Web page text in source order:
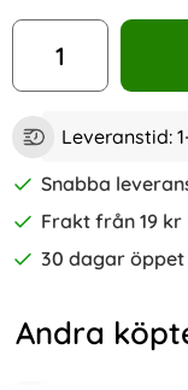
antal
Leveranstid:
Snabba
Frakt från 19 kr
30 dagar
Andra